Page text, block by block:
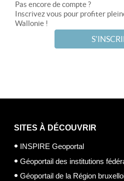
Pas encore de compte ?
Inscrivez vous pour profiter
Wallonie !
SITES À DÉCOUVRIR
INSPIRE Geoportal
Géoportail des institutions
Géoportail de la Région